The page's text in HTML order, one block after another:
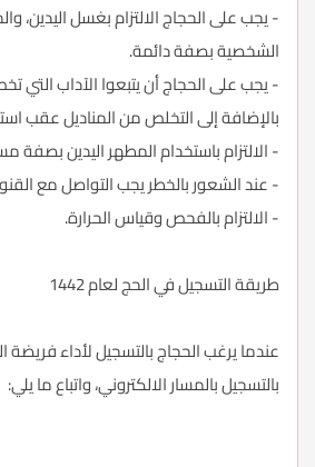
- يجب على الحجاج الالتزام بغسل اليدين،
الشخصية بصفة دائمة.
- يجب على الحجاج أن يتبعوا الآداب
بالإضافة إلى التخلص من المناديل عقب
- الالتزام باستخدام المطهر اليدين بصفة
- عند الشعور بالخطر يجب التواصل مع
- الالتزام بالفحص وقياس الحرارة.
طريقة التسجيل في الحج لعام 1442
عندما يرغب الحجاج بالتسجيل لأداء
بالتسجيل بالمسار الالكتروني، واتباع ما يلي: